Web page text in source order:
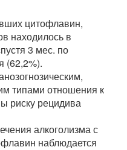
цитофлавин,
находилось в
3 мес. по
(62,2%).
типами отношения к
риску рецидива
алкоголизма с
наблюдается